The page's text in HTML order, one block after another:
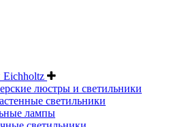
Eichholtz
люстры и светильники
светильники
лампы